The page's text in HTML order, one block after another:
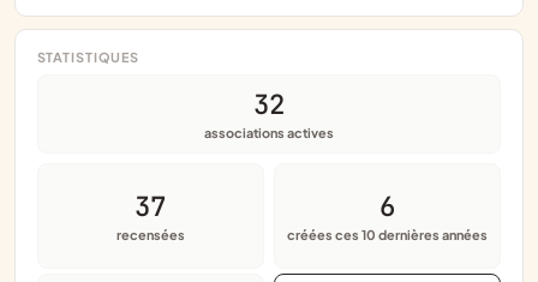
STATISTIQUES
32
associations actives
37
recensées
6
créées ces 10 dernières années